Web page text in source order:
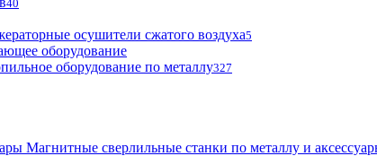
40
осушители сжатого воздуха5
оборудование
оборудование по металлу327
Магнитные сверлильные станки по металлу и